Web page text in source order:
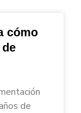
cómo
de